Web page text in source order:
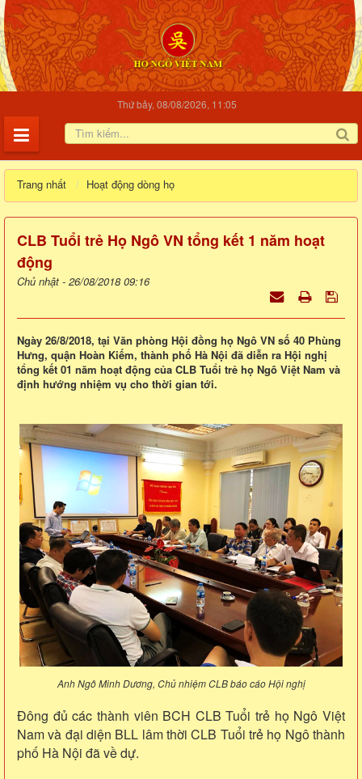
Thứ bảy, 08/08/2026, 11:05
Trang nhất Hoạt động dòng họ
CLB Tuổi trẻ Họ Ngô VN tổng kết 1 năm hoạt
động
Chủ nhật - 26/08/2018 09:16
Ngày 26/8/2018, tại Văn phòng Hội đồng họ Ngô VN số 40 Phùng
Hưng, quận Hoàn Kiếm, thành phố Hà Nội đã diễn ra Hội nghị
tổng kết 01 năm hoạt động của CLB Tuổi trẻ họ Ngô Việt Nam và
định hướng nhiệm vụ cho thời gian tới.
Anh Ngô Minh Dương, Chủ nhiệm CLB báo cáo Hội nghị
Đông đủ các thành viên BCH CLB Tuổi trẻ họ Ngô Việt
Nam và đại diện BLL lâm thời CLB Tuổi trẻ họ Ngô thành
phố Hà Nội đã về dự.